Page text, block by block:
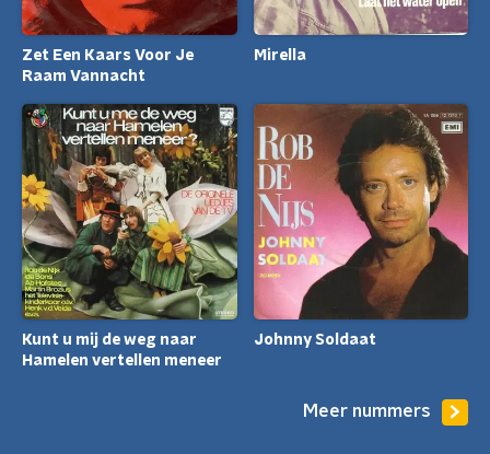
Zet Een Kaars Voor Je
Raam Vannacht
Mirella
Kunt u mij de weg naar
Hamelen vertellen meneer
Johnny Soldaat
Meer nummers